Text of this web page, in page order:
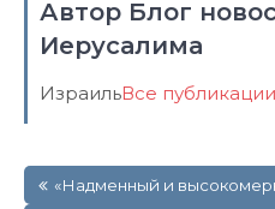
Автор Блог
Иерусалима
ИзраильВсе
по «Надменный и